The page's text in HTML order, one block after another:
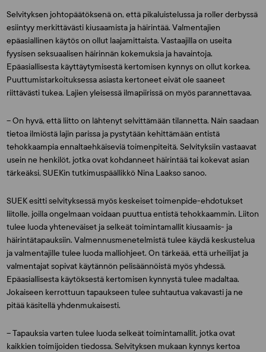
Selvityksen johtopäätöksenä on, että pikaluistelussa ja roller derbyssä
esiintyy merkittävästi kiusaamista ja häirintää. Valmentajien
epäasiallinen käytös on ollut laajamittaista. Vastaajilla on useita
fyysisen seksuaalisen häirinnän kokemuksia ja havaintoja.
Epäasiallisesta käyttäytymisestä kertomisen kynnys on ollut korkea.
Puuttumistarkoituksessa asiasta kertoneet eivät ole saaneet
riittävästi tukea. Lajien yleisessä ilmapiirissä on myös parannettavaa.
– On hyvä, että liitto on lähtenyt selvittämään tilannetta. Näin saadaan
tietoa ilmiöstä lajin parissa ja pystytään kehittämään entistä
tehokkaampia ennaltaehkäiseviä toimenpiteitä. Selvityksiin vastaavat
usein ne henkilöt, jotka ovat kohdanneet häirintää tai kokevat asian
tärkeäksi, SUEKin tutkimuspäällikkö Nina Laaksosanoo.
SUEK esitti selvityksessä myös keskeiset toimenpide-ehdotukset
liitolle, joilla ongelmaan voidaan puuttua entistä tehokkaammin. Liiton
tulee luoda yhteneväiset ja selkeät toimintamallit kiusaamis- ja
häirintätapauksiin. Valmennusmenetelmistä tulee käydä keskustelua
ja valmentajille tulee luoda malliohjeet. On tärkeää, että urheilijat ja
valmentajat sopivat käytännön pelisäännöistä myös yhdessä.
Epäasiallisesta käytöksestä kertomisen kynnystä tulee madaltaa.
Jokaiseen kerrottuun tapaukseen tulee suhtautua vakavasti ja ne
pitää käsitellä yhdenmukaisesti.
– Tapauksia varten tulee luoda selkeät toimintamallit, jotka ovat
kaikkien toimijoiden tiedossa. Selvityksen mukaan kynnys kertoa